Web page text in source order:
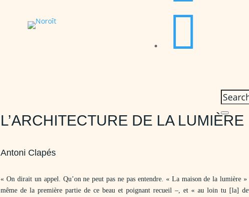

L’ARCHITECTURE DE LA LUMIÈRE
Antoni Clapés
« On dirait un appel. Qu’on ne peut pas ne pas entendre. « La maison de la lumière
même de la première partie de ce beau et poignant recueil –, et « au loin tu [la]